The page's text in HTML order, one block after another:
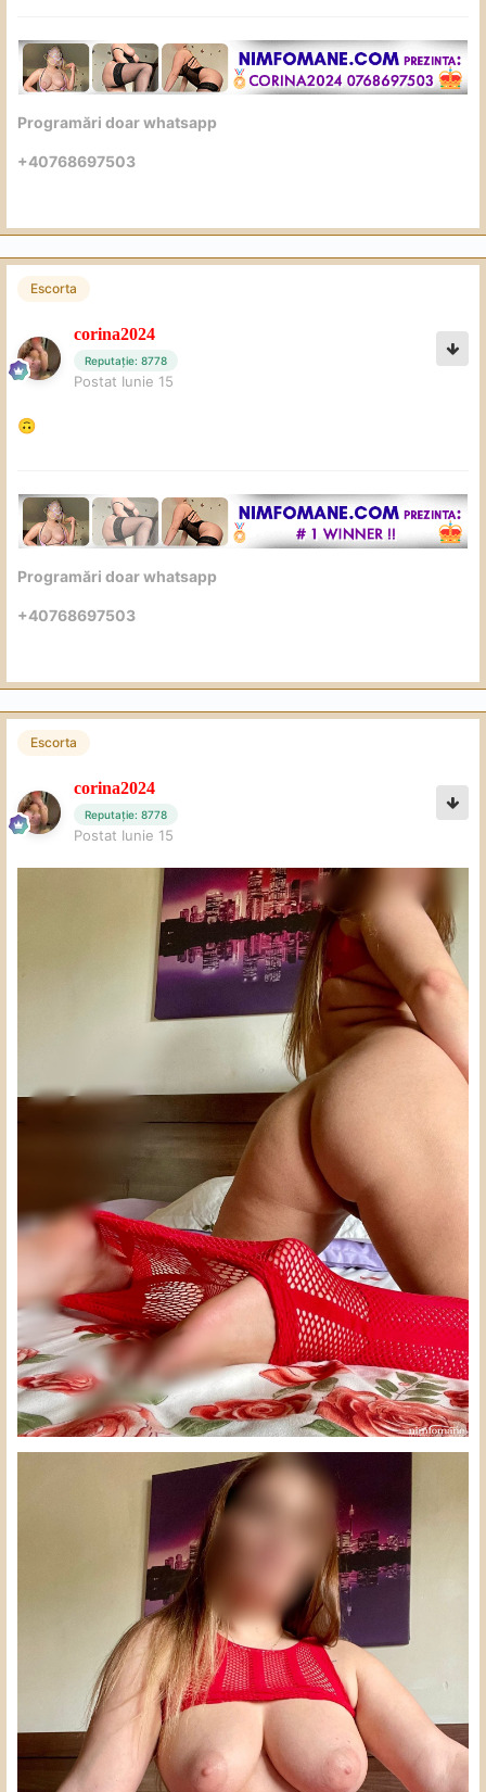
Programări doar whatsapp
+40768697503
Escorta
corina2024
Reputație: 8778
Postat Iunie 15
🙃
Programări doar whatsapp
+40768697503
Escorta
corina2024
Reputație: 8778
Postat Iunie 15